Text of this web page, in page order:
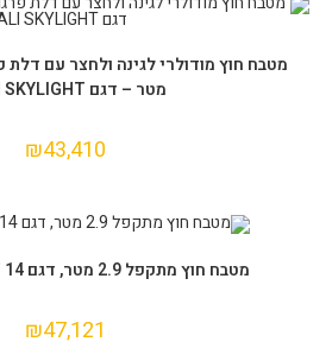
הוספה לסל
מטר – דגם DALI SKYLIGHT
₪43,410
מטבח חוץ מתקפל 2.9 מטר, דגם DALI SKYLIGHT 14
₪47,121